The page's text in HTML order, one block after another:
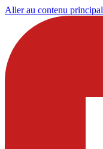
Aller au contenu principal